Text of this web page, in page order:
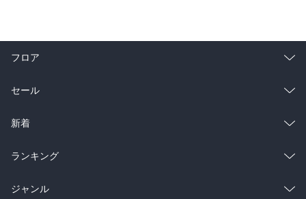
フロア
総合
ラノベ
雑誌・グラビア
BL・TL
セール
総合
ラノベ
雑誌・グラビア
新着
総合
ラノベ
ランキング
総合
ジャンル